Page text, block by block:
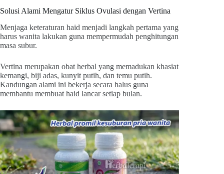
Solusi Alami Mengatur Siklus Ovulasi dengan Vertina
Menjaga keteraturan haid menjadi langkah pertama yang
harus wanita lakukan guna mempermudah penghitungan
masa subur.
Vertina merupakan obat herbal yang memadukan khasiat
kemangi, biji adas, kunyit putih, dan temu putih.
Kandungan alami ini bekerja secara halus guna
membantu membuat haid lancar setiap bulan.